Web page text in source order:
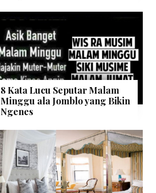
8 Kata Lucu Seputar Malam
Minggu ala Jomblo yang Bikin
Ngenes